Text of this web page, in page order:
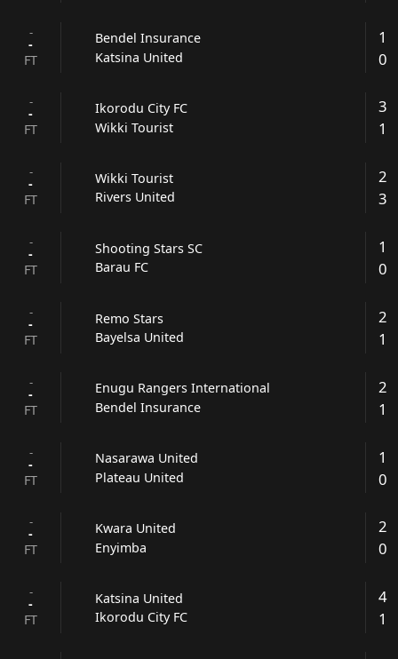
-
-
FT
Bendel Insurance
Katsina United
1
0
-
-
FT
Ikorodu City FC
Wikki Tourist
3
1
-
-
FT
Wikki Tourist
Rivers United
2
3
-
-
FT
Shooting Stars SC
Barau FC
1
0
-
-
FT
Remo Stars
Bayelsa United
2
1
-
-
FT
Enugu Rangers International
Bendel Insurance
2
1
-
-
FT
Nasarawa United
Plateau United
1
0
-
-
FT
Kwara United
Enyimba
2
0
-
-
FT
Katsina United
Ikorodu City FC
4
1